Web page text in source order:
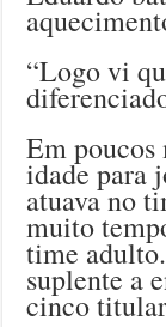
“Logo vi
Em poucos
idade para
atuava no
muito
time
suplente a
cinco